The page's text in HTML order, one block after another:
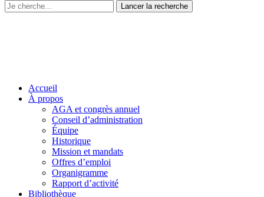
Accueil
À propos
AGA et congrès annuel
Conseil d’administration
Équipe
Historique
Mission et mandats
Offres d’emploi
Organigramme
Rapport d’activité
Bibliothèque